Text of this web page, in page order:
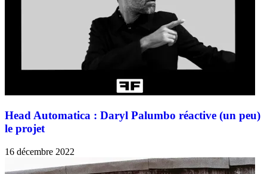
Head Automatica : Daryl Palumbo réactive (un peu)
le projet
16 décembre 2022